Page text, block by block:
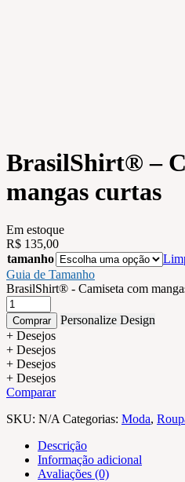
BrasilShirt® –
mangas curtas
Em estoque
R$ 135,00
tamanho
Guia de Tamanho
BrasilShirt® - Camiseta com
Comprar
Personalize Design
+ Desejos
+ Desejos
+ Desejos
+ Desejos
Comparar
SKU: N/A Categorias: Moda,
Descrição
Informação adicional
Avaliações (0)